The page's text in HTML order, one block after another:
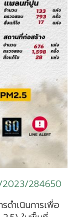
284650
ดำเนินการเพื่อ